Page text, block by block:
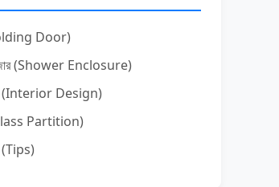
Door)
(Shower Enclosure)
(Interior Design)
Partition)
(Tips)